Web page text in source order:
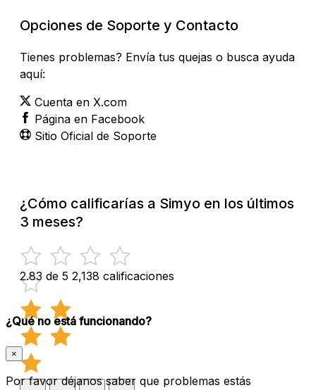
Opciones de Soporte y Contacto
Tienes problemas? Envía tus quejas o busca ayuda
aquí:
Cuenta en X.com
Página en Facebook
Sitio Oficial de Soporte
¿Cómo calificarías a Simyo en los últimos
3 meses?
2.83 de 5 2,138 calificaciones
¿Qué no está funcionando?
×
Por favor déjanos saber que problemas estás